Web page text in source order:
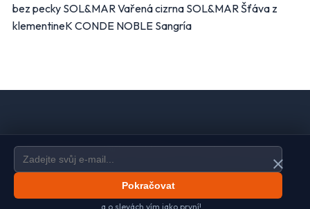
bez pecky SOL&MAR Vařená cizrna SOL&MAR Šťáva z
klementineK CONDE NOBLE Sangría
DomůOchrana údajůKontaktSpravovat odběr newsletteru
www.aktualniletaky.eu
Pokračovat
...a o slevách vím jako první!
close